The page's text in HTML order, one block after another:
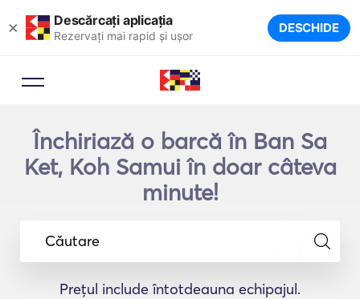
× Descărcați aplicația
Rezervați mai rapid și ușor DESCHIDE
Închiriază o barcă în Ban Sa
Ket, Koh Samui în doar câteva
minute!
Căutare
Prețul include întotdeauna echipajul.